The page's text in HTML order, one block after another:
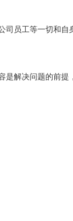
司员工等一切和
是解决问题的前